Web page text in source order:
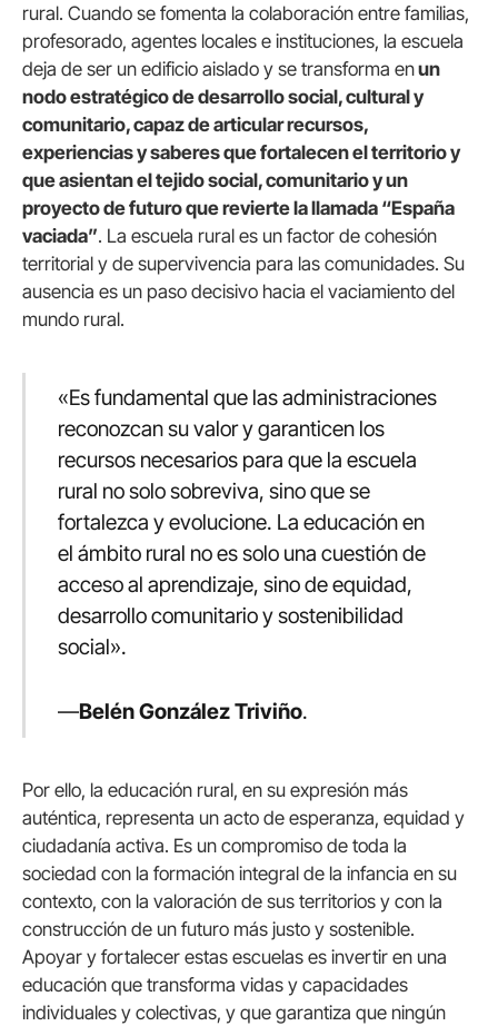
rural. Cuando se fomenta la colaboración entre familias,
profesorado, agentes locales e instituciones, la escuela
deja de ser un edificio aislado y se transforma enun
nodo estratégico de desarrollo social, cultural y
comunitario, capaz de articular recursos,
experiencias y saberes que fortalecen el territorio y
que asientan el tejido social, comunitario y un
proyecto de futuro que revierte la llamada “España
vaciada”. La escuela rural es un factor de cohesión
territorial y de supervivencia para las comunidades. Su
ausencia es un paso decisivo hacia el vaciamiento del
mundo rural.
«Es fundamental que las administraciones
reconozcan su valor y garanticen los
recursos necesarios para que la escuela
rural no solo sobreviva, sino que se
fortalezca y evolucione. La educación en
el ámbito rural no es solo una cuestión de
acceso al aprendizaje, sino de equidad,
desarrollo comunitario y sostenibilidad
social».
—Belén González Triviño.
Por ello, la educación rural, en su expresión más
auténtica, representa un acto de esperanza, equidad y
ciudadanía activa. Es un compromiso de toda la
sociedad con la formación integral de la infancia en su
contexto, con la valoración de sus territorios y con la
construcción de un futuro más justo y sostenible.
Apoyar y fortalecer estas escuelas es invertir en una
educación que transforma vidas y capacidades
individuales y colectivas, y que garantiza que ningún